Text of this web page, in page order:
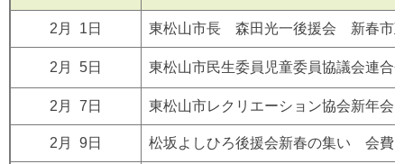
2月 1日 東松山市長 森田光一後援会 新春市
2月 5日 東松山市民生委員児童委員協議会連
2月 7日 東松山市レクリエーション協会新年
2月 9日 松坂よしひろ後援会新春の集い 会費